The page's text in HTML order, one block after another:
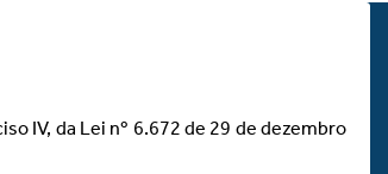
IV, da Lei nº 6.672 de 29 de dezembro